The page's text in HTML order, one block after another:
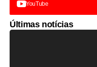
YouTube
Últimas notícias